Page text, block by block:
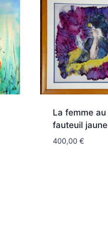
La femme au
fauteuil jaune
400,00 €